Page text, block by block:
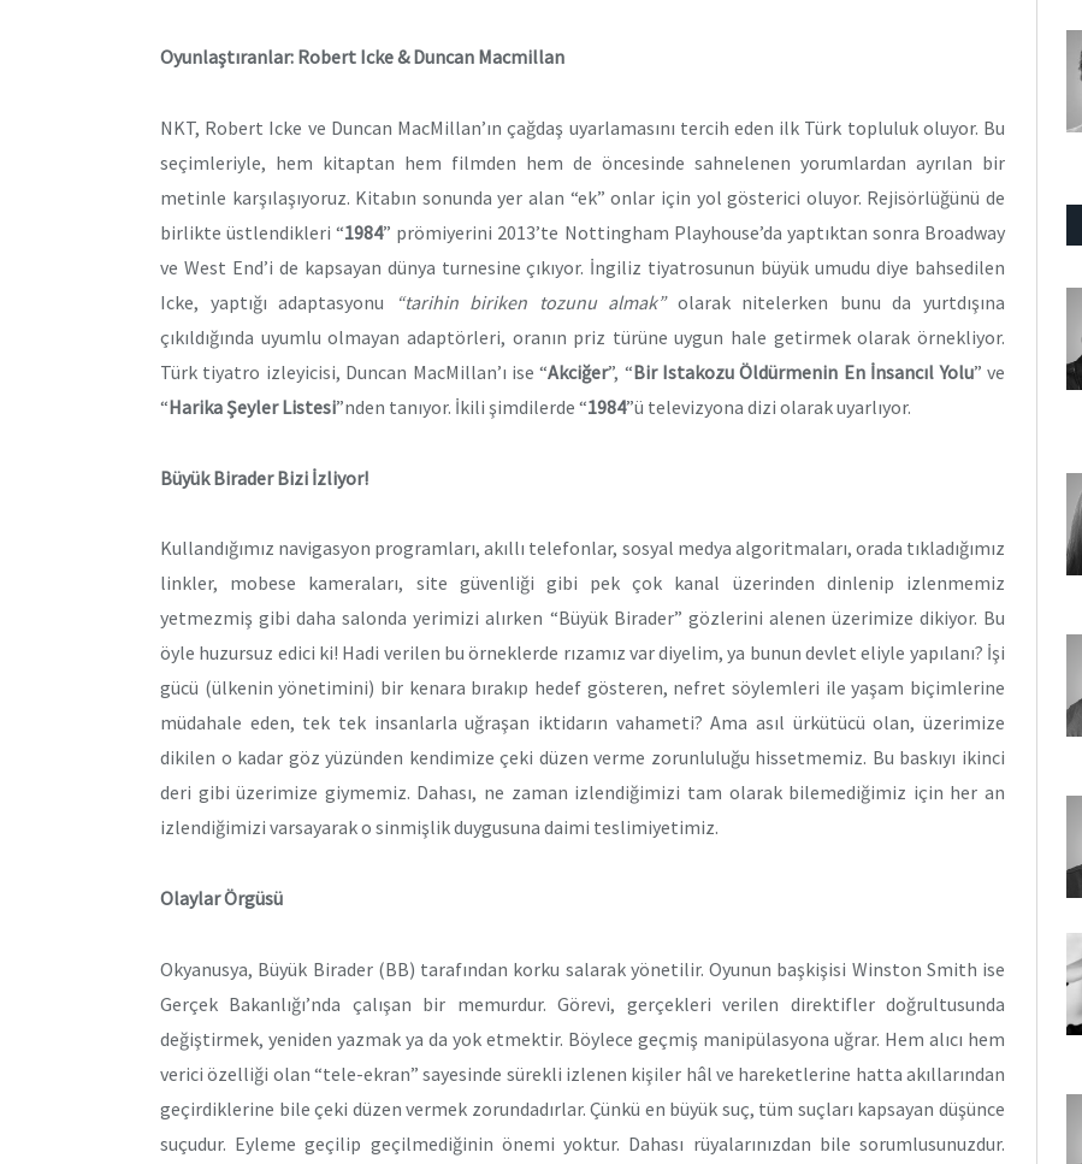
Oyunlaştıranlar: Robert Icke & Duncan Macmillan
NKT, Robert Icke ve Duncan MacMillan’ın çağdaş uyarlamasını tercih eden ilk Türk topluluk oluyor. Bu
seçimleriyle, hem kitaptan hem filmden hem de öncesinde sahnelenen yorumlardan ayrılan bir
metinle karşılaşıyoruz. Kitabın sonunda yer alan “ek” onlar için yol gösterici oluyor. Rejisörlüğünü de
birlikte üstlendikleri “1984” prömiyerini 2013’te Nottingham Playhouse’da yaptıktan sonra Broadway
ve West End’i de kapsayan dünya turnesine çıkıyor. İngiliz tiyatrosunun büyük umudu diye bahsedilen
Icke, yaptığı adaptasyonu
“tarihin biriken tozunu almak”olarak nitelerken bunu da yurtdışına
çıkıldığında uyumlu olmayan adaptörleri, oranın priz türüne uygun hale getirmek olarak örnekliyor.
Türk tiyatro izleyicisi, Duncan MacMillan’ı ise “Akciğer”, “Bir Istakozu Öldürmenin En İnsancıl Yolu” ve
“Harika Şeyler Listesi”nden tanıyor. İkili şimdilerde “1984”ü televizyona dizi olarak uyarlıyor.
Büyük Birader Bizi İzliyor!
Kullandığımız navigasyon programları, akıllı telefonlar, sosyal medya algoritmaları, orada tıkladığımız
linkler, mobese kameraları, site güvenliği gibi pek çok kanal üzerinden dinlenip izlenmemiz
yetmezmiş gibi daha salonda yerimizi alırken “Büyük Birader” gözlerini alenen üzerimize dikiyor. Bu
öyle huzursuz edici ki! Hadi verilen bu örneklerde rızamız var diyelim, ya bunun devlet eliyle yapılanı? İşi
gücü (ülkenin yönetimini) bir kenara bırakıp hedef gösteren, nefret söylemleri ile yaşam biçimlerine
müdahale eden, tek tek insanlarla uğraşan iktidarın vahameti? Ama asıl ürkütücü olan, üzerimize
dikilen o kadar göz yüzünden kendimize çeki düzen verme zorunluluğu hissetmemiz. Bu baskıyı ikinci
deri gibi üzerimize giymemiz. Dahası, ne zaman izlendiğimizi tam olarak bilemediğimiz için her an
izlendiğimizi varsayarak o sinmişlik duygusuna daimi teslimiyetimiz.
Olaylar Örgüsü
Okyanusya, Büyük Birader (BB) tarafından korku salarak yönetilir. Oyunun başkişisi Winston Smith ise
Gerçek Bakanlığı’nda çalışan bir memurdur. Görevi, gerçekleri verilen direktifler doğrultusunda
değiştirmek, yeniden yazmak ya da yok etmektir. Böylece geçmiş manipülasyona uğrar. Hem alıcı hem
verici özelliği olan “tele-ekran” sayesinde sürekli izlenen kişiler hâl ve hareketlerine hatta akıllarından
geçirdiklerine bile çeki düzen vermek zorundadırlar. Çünkü en büyük suç, tüm suçları kapsayan düşünce
suçudur. Eyleme geçilip geçilmediğinin önemi yoktur. Dahası rüyalarınızdan bile sorumlusunuzdur.